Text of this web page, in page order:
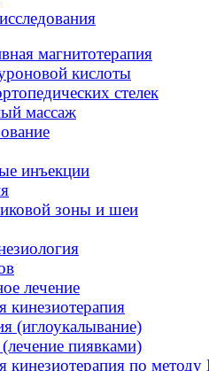
магнитотерапия
кислоты
стелек
массаж
инъекции
зоны и шеи
лечение
кинезиотерапия
(иглоукалывание)
пиявками)
кинезиотерапия по методу